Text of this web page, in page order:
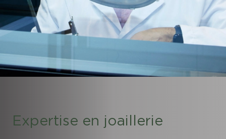
Expertise en joaillerie